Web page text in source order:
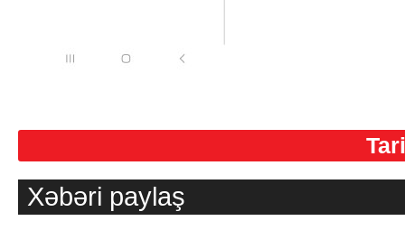
Xəbəri paylaş